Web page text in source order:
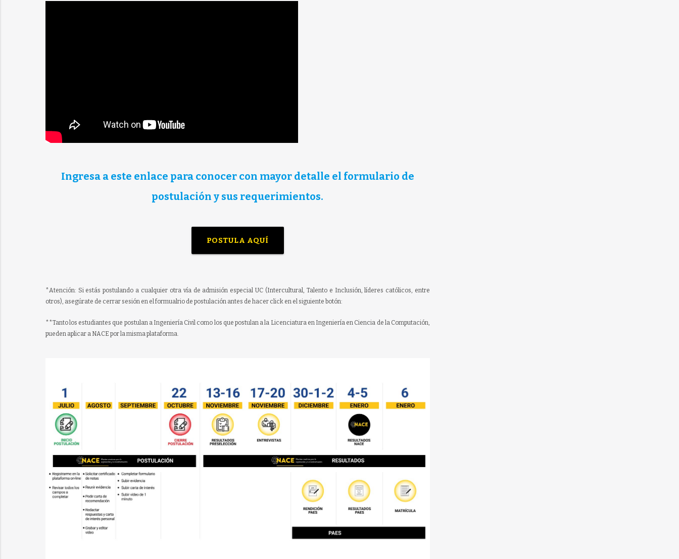
Ingresa a este enlace para conocer con mayor detalle el formulario de
postulación y sus requerimientos.
POSTULA AQUÍ
*Atención: Si estás postulando a cualquier otra vía de admisión especial UC (Intercultural, Talento e Inclusión, líderes católicos, entre
otros), asegúrate de cerrar sesión en el formualrio de postulación antes de hacer click en el siguiente botón:
**Tanto los estudiantes que postulan a Ingeniería Civil como los que postulan a la Licenciatura en Ingeniería en Ciencia de la Computación,
pueden aplicar a NACE por la misma plataforma.